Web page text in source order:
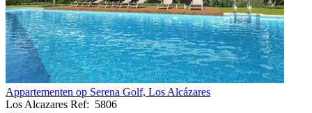
Appartementen op Serena Golf, Los Alcázares
Los Alcazares Ref: 5806